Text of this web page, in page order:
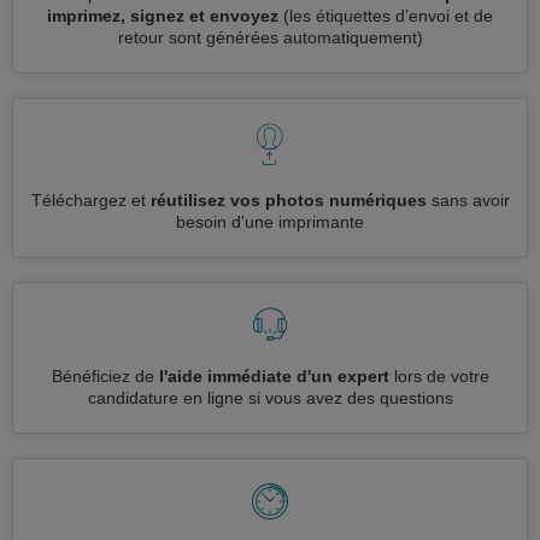
imprimez, signez et envoyez (les étiquettes d’envoi et de
retour sont générées automatiquement)
Téléchargez et réutilisez vos photos numériques sans avoir
besoin d'une imprimante
Bénéficiez de l'aide immédiate d'un expertlors de votre
candidature en ligne si vous avez des questions